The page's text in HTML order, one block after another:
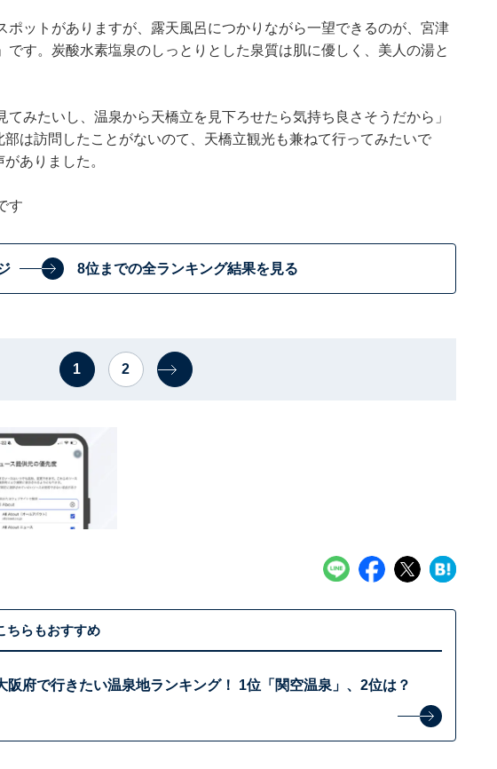
ポットがありますが、露天風呂につかりながら一望できるのが、宮津
です。炭酸水素塩泉のしっとりとした泉質は肌に優しく、美人の湯と
てみたいし、温泉から天橋立を見下ろせたら気持ち良さそうだから」
は訪問したことがないのて、天橋立観光も兼ねて行ってみたいで
ありました。
す
8位までの全ランキング結果を見る
1 2
ちらもおすすめ
阪府で行きたい温泉地ランキング！ 1位「関空温泉」、2位は？